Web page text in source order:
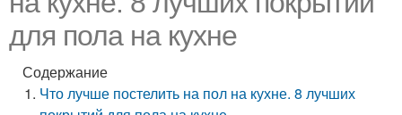
для пола на кухне
Содержание
Что лучше постелить на пол на кухне. 8 лучших